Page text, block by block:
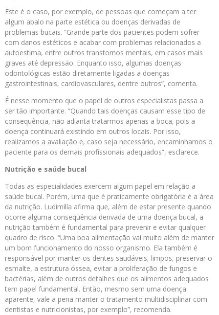
Este é o caso, por exemplo, de pessoas que começam a ter
algum abalo na parte estética ou doenças derivadas de
problemas bucais. “Grande parte dos pacientes podem sofrer
com danos estéticos e acabar com problemas relacionados a
autoestima, entre outros transtornos mentais, em casos mais
graves até depressão. Enquanto isso, algumas doenças
odontológicas estão diretamente ligadas a doenças
gastrointestinais, cardiovasculares, dentre outros”, comenta.
É nesse momento que o papel de outros especialistas passa a
ser tão importante. “Quando tais doenças causam esse tipo de
consequência, não adianta tratarmos apenas a boca, pois a
doença continuará existindo em outros locais. Por isso,
realizamos a avaliação e, caso seja necessário, encaminhamos o
paciente para os demais profissionais adequados”, esclarece.
Nutrição e saúde bucal
Todas as especialidades exercem algum papel em relação a
saúde bucal. Porém, uma que é praticamente obrigatória é a área
da nutrição. Ludimilla afirma que, além de estar presente quando
ocorre alguma consequência derivada de uma doença bucal, a
nutrição também é fundamental para prevenir e evitar qualquer
quadro de risco. “Uma boa alimentação vai muito além de manter
um bom funcionamento do nosso organismo. Ela também é
responsável por manter os dentes saudáveis, limpos, preservar o
esmalte, a estrutura óssea, evitar a proliferação de fungos e
bactérias, além de outros detalhes que os alimentos adequados
tem papel fundamental. Então, mesmo sem uma doença
aparente, vale a pena manter o tratamento multidisciplinar com
dentistas e nutricionistas, por exemplo”, recomenda.